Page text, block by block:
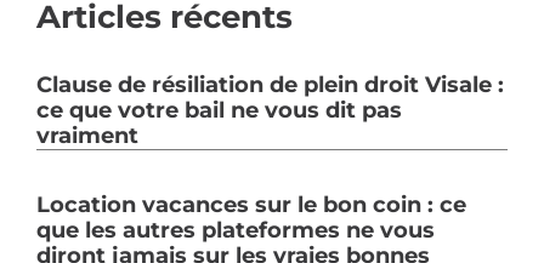
Articles récents
Clause de résiliation de plein droit Visale :
ce que votre bail ne vous dit pas
vraiment
Location vacances sur le bon coin : ce
que les autres plateformes ne vous
diront jamais sur les vraies bonnes